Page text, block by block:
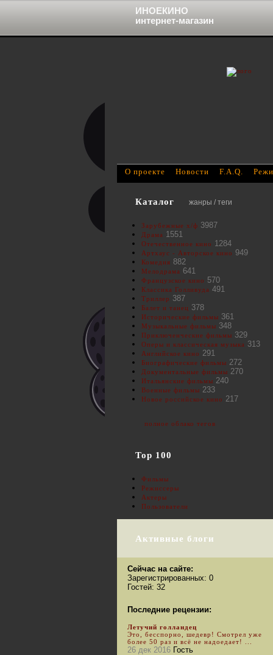
Каталог жанры / теги
Зарубежные х/ф 3987
Драма 1551
Отечественное кино 1284
Артхаус - Авторское кино 949
Комедия 882
Мелодрама 641
Французское кино 570
Классика Голливуда 491
Триллер 387
Балет и танец 378
Исторические фильмы 361
Музыкальные фильмы 348
Приключенческие фильмы 329
Оперы и классическая музыка 313
Английское кино 291
Биографические фильмы 272
Документальные фильмы 270
Итальянские фильмы 240
Военные фильмы 233
Новое российское кино 217
полное облако тегов
Top 100
Фильмы
Режиссеры
Актеры
Пользователи
Активные блоги
Сейчас на сайте:
Зарегистрированных: 0
Гостей: 32
Последние рецензии:
Летучий голландец
Это, бесспорно, шедевр! Смотрел уже
более 50 раз и всё не надоедает! ...
26 дек 2016 Гость
О проекте Новости F.A.Q.
ИНОЕКИНО
интернет-магазин